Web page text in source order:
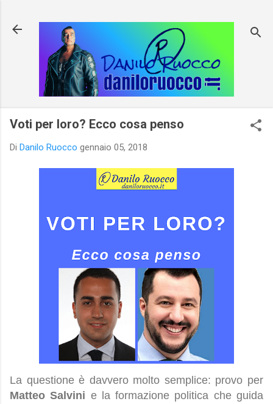
Voti per loro? Ecco cosa penso
Di Danilo Ruocco gennaio 05, 2018
La questione è davvero molto semplice: provo per
Matteo Salvini e la formazione politica che guida